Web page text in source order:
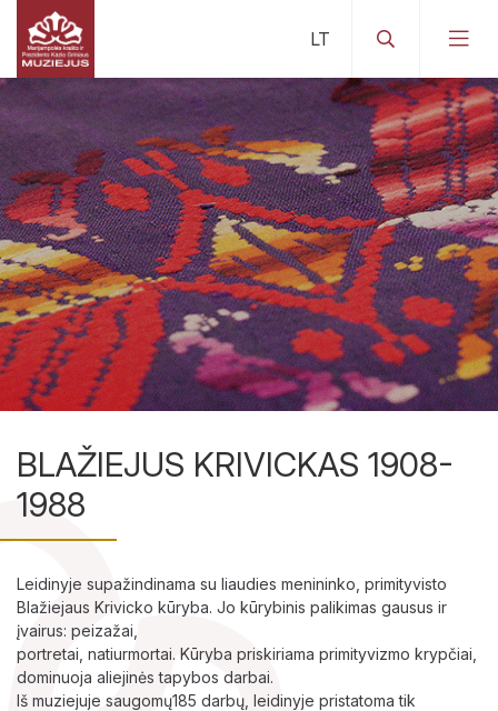
Rinkinių katalogai
Elektroniniai
Lankytojams
Apie mus
Ekspozicijos
BLAŽIEJUS KRIVICKAS 1908-
1988
Leidinyje supažindinama su liaudies menininko, primityvisto
Blažiejaus Krivicko kūryba. Jo kūrybinis palikimas gausus ir
įvairus: peizažai,
portretai, natiurmortai. Kūryba priskiriama primityvizmo krypčiai,
dominuoja aliejinės tapybos darbai.
Iš muziejuje saugomų185 darbų, leidinyje pristatoma tik